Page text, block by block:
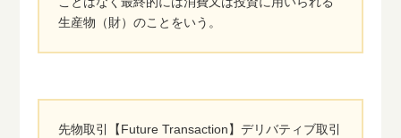
生産物（財）のことをいう。
先物取引【Future Transaction】デリバティブ取引